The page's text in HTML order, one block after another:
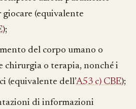
(equivalente
);
del corpo umano o
chirurgia o terapia, nonché i
(equivalente dell’A53 c) CBE);
di informazioni